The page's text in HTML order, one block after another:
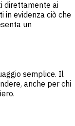
direttamente ai
in evidenza ciò che
un
semplice. Il
anche per chi